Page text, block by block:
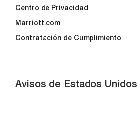
Centro de Privacidad
Marriott.com
Contratación de Cumplimiento
Avisos de Estados Unidos